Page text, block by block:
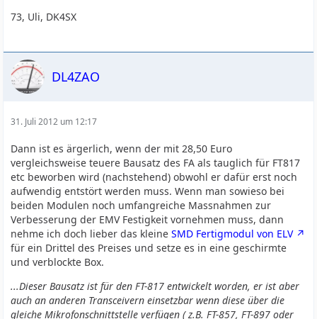
73, Uli, DK4SX
DL4ZAO
31. Juli 2012 um 12:17
Dann ist es ärgerlich, wenn der mit 28,50 Euro
vergleichsweise teuere Bausatz des FA als tauglich für FT817
etc beworben wird (nachstehend) obwohl er dafür erst noch
aufwendig entstört werden muss. Wenn man sowieso bei
beiden Modulen noch umfangreiche Massnahmen zur
Verbesserung der EMV Festigkeit vornehmen muss, dann
nehme ich doch lieber das kleineSMD Fertigmodul von ELV
für ein Drittel des Preises und setze es in eine geschirmte
und verblockte Box.
...Dieser Bausatz ist für den FT-817 entwickelt worden, er ist aber
auch an anderen Transceivern einsetzbar wenn diese über die
gleiche Mikrofonschnittstelle verfügen ( z.B. FT-857, FT-897 oder